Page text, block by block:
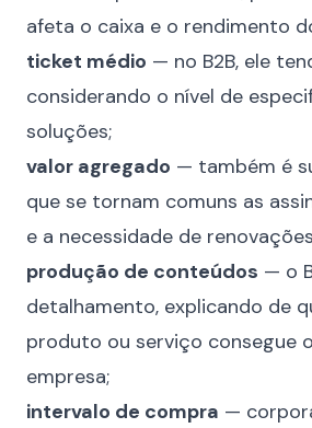
afeta o caixa e o rendimento
ticket médio — no B2B, ele
considerando o nível de
soluções;
valor agregado — também é
que se tornam comuns as
e a necessidade de
produção de conteúdos — o
detalhamento, explicando de
produto ou serviço consegue
empresa;
intervalo de compra —